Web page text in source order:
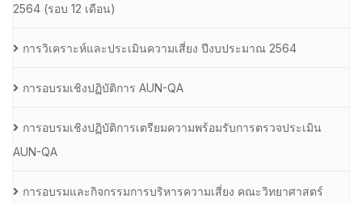
2564 (รอบ 12 เดือน)
การวิเคราะห์และประเมินความเสี่ยง ปีงบประมาณ 2564
การอบรมเชิงปฏิบัติการ AUN-QA
การอบรมเชิงปฏิบัติการเตรียมความพร้อมรับการตรวจประเมิน
AUN-QA
การอบรมและกิจกรรมการบริหารความเสี่ยง คณะวิทยาศาสตร์